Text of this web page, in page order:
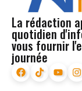
La rédaction
quotidien
vous fournir
journée